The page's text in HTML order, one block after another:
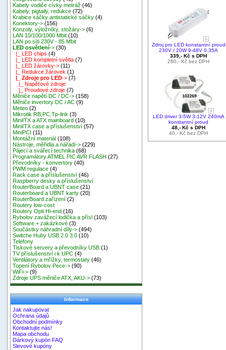
Kabely vodiče cívky metráž (46)
Kabely, pigtaily, redukce (72)
Krabice sáčky antistatické sáčky (4)
Konektory-> (156)
Konzoly, výložníky, stožáry-> (6)
LAN 10/100/1000 Mbit (10)
LAN po síti 230V - 85 Mbit
LED osvětlení-> (30)
|_ LED chips (4)
|_ LED kompletní světla (7)
|_ LED žárovky-> (11)
|_ Redukce žárovek (1)
|_ Zdroje pro LED-> (7)
|_ Napěťové zdroje
|_ Proudové zdroje (7)
Měniče napětí DC / DC-> (158)
Měniče invertory DC / AC (9)
Meteo (2)
Mikrotik RB,PC,Tp-link (3)
MiniITX a ATX mainboard (10)
MiniITX case a příslušenství (57)
MiniPCI (11)
Montážní materiál (108)
Nástroje, měřidla a nářadí-> (229)
Pájecí a svářecí technika (68)
Programátory ATMEL PIC AVR FLASH (27)
Převodníky - konvertory (40)
PWM regulace (4)
Rack case a příslušenství (46)
Raspberry desky a příslušenství
RouterBoard a UBNT case (21)
Routerboard a UBNT karty (20)
RouterBoard zařízení (2)
Routery low-cost
Routery Opti Hi-end (16)
Rybolov zavážecí lodička a přísl (103)
Software + zakázkové (3)
Součástky náhradní díly-> (494)
Switche Huby USB 2.0 3.0 (10)
Telefony
Tiskové servery a převodníky USB (1)
TV příslušenství i k UPC (4)
Ventilátory a mřížky, termostaty (46)
Topení Rybolov Pece-> (90)
WiFi-> (9)
Zdroje UPS měniče ATX, AKU-> (73)
Informace
Jak nakupovat
Ochrana údajů
Obchodní podmínky
Kontaktujte nás!
Mapa obchodu
Dárkový kupón FAQ
Slevové kupóny
Zdroj pro LED konstantní proud
230V / 20W 9-48V 0.35A
339,- Kč s DPH
280,- Kč bez DPH
LED driver 3-5W 3-12V 240mA
konstantní proud
48,- Kč s DPH
40,- Kč bez DPH